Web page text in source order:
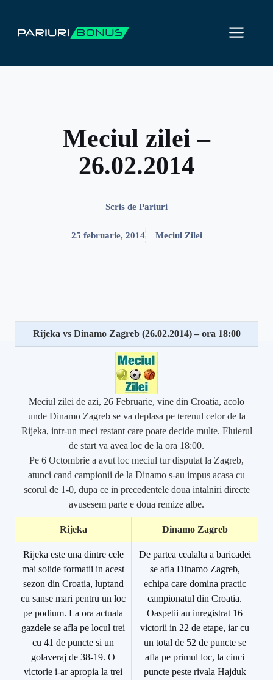
conținut
Meciul zilei –
26.02.2014
Scris de Pariuri
25 februarie, 2014 Meciul Zilei
Rijeka vs Dinamo Zagreb (26.02.2014) – ora 18:00
Meciul zilei de azi, 26 Februarie, vine din Croatia, acolo
unde Dinamo Zagreb se va deplasa pe terenul celor de la
Rijeka, intr-un meci restant care poate decide multe. Fluierul
de start va avea loc de la ora 18:00.
Pe 6 Octombrie a avut loc meciul tur disputat la Zagreb,
atunci cand campionii de la Dinamo s-au impus acasa cu
scorul de 1-0, dupa ce in precedentele doua intalniri directe
avusesem parte e doua remize albe.
Rijeka Dinamo Zagreb
Rijeka este una dintre cele
mai solide formatii in acest
sezon din Croatia, luptand
cu sanse mari pentru un loc
pe podium. La ora actuala
gazdele se afla pe locul trei
cu 41 de puncte si un
golaveraj de 38-19. O
victorie i-ar apropia la trei
De partea cealalta a baricadei
se afla Dinamo Zagreb,
echipa care domina practic
campionatul din Croatia.
Oaspetii au inregistrat 16
victorii in 22 de etape, iar cu
un total de 52 de puncte se
afla pe primul loc, la cinci
puncte peste rivala Hajduk